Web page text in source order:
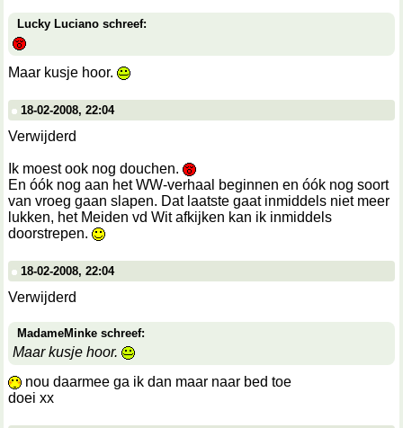
Lucky Luciano schreef:
Maar kusje hoor.
18-02-2008, 22:04
Verwijderd
Ik moest ook nog douchen.
En óók nog aan het WW-verhaal beginnen en óók nog soort
van vroeg gaan slapen. Dat laatste gaat inmiddels niet meer
lukken, het Meiden vd Wit afkijken kan ik inmiddels
doorstrepen.
18-02-2008, 22:04
Verwijderd
MadameMinke schreef:
Maar kusje hoor.
nou daarmee ga ik dan maar naar bed toe
doei xx